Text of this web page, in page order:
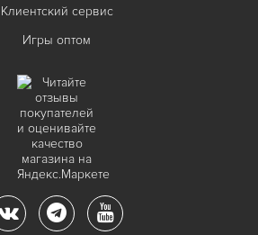
Клиентский сервис
Игры оптом